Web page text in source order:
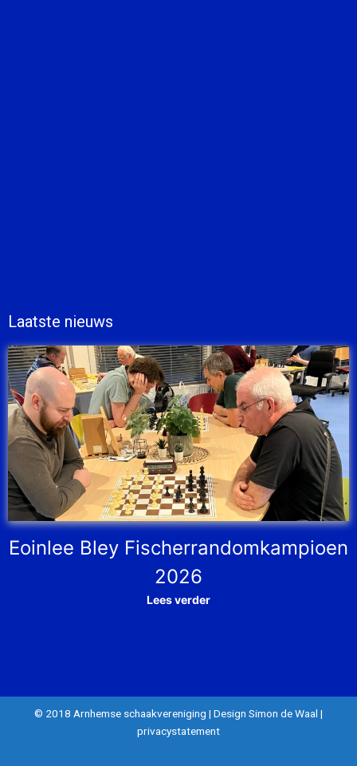
Laatste nieuws
Eoinlee Bley Fischerrandomkampioen
2026
Lees verder
© 2018 Arnhemse schaakvereniging | Design Simon de Waal |
privacystatement